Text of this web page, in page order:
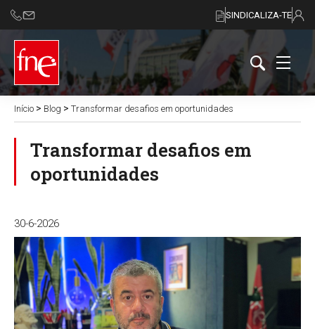
SINDICALIZA-TE
Início > Blog > Transformar desafios em oportunidades
Transformar desafios em
oportunidades
30-6-2026